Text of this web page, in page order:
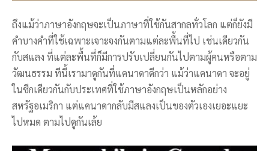
ถึงแม้ว่าภาษาอังกฤษจะเป็นภาษาที่ใช้กันสากลทั่วโลก แต่ก็ยังมี
คำบางคำที่ใช้เฉพาะเจาะจงกันตามแต่ละพื้นที่ไป เช่นเดียวกัน
กับสแลง ที่แต่ละพื้นที่ก็มีการปรับเปลี่ยนกันไปตามผู้คนหรือตาม
วัฒนธรรม ทีนี้เรามาดูกันที่แคนาดาดีกว่า แม้ว่าแคนาดา จะอยู่
ในซีกเดียวกันกับประเทศที่ใช้ภาษาอังกฤษเป็นหลักอย่าง
สหรัฐอเมริกา แต่แคนาดากลับมีสแลงเป็นของตัวเองเยอะแยะ
ไปหมด ตามไปดูกันเล้ย